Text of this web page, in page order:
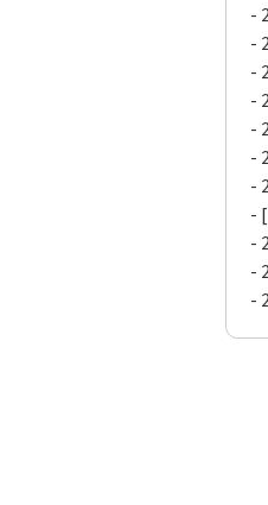
-
-
-
-
-
-
-
-
-
-
-